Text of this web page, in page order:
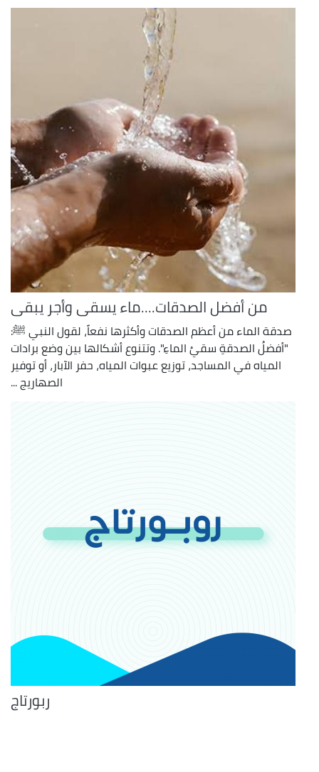
من أفضل الصدقات....ماء يسقى وأجر يبقى
صدقة الماء من أعظم الصدقات وأكثرها نفعاً، لقول النبي ﷺ:
"أفضلُ الصدقةِ سقيُ الماءِ". وتتنوع أشكالها بين وضع برادات
المياه في المساجد، توزيع عبوات المياه، حفر الآبار، أو توفير
الصهاريج ...
ربورتاج